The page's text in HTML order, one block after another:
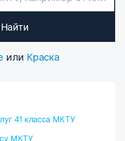
Найти
или Краска
41 класса МКТУ
МКТУ